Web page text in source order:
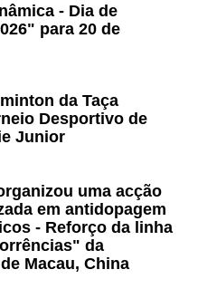
- Dia de
para 20 de
da Taça
Desportivo de
Junior
uma acção
em antidopagem
- Reforço da linha
da
Macau, China